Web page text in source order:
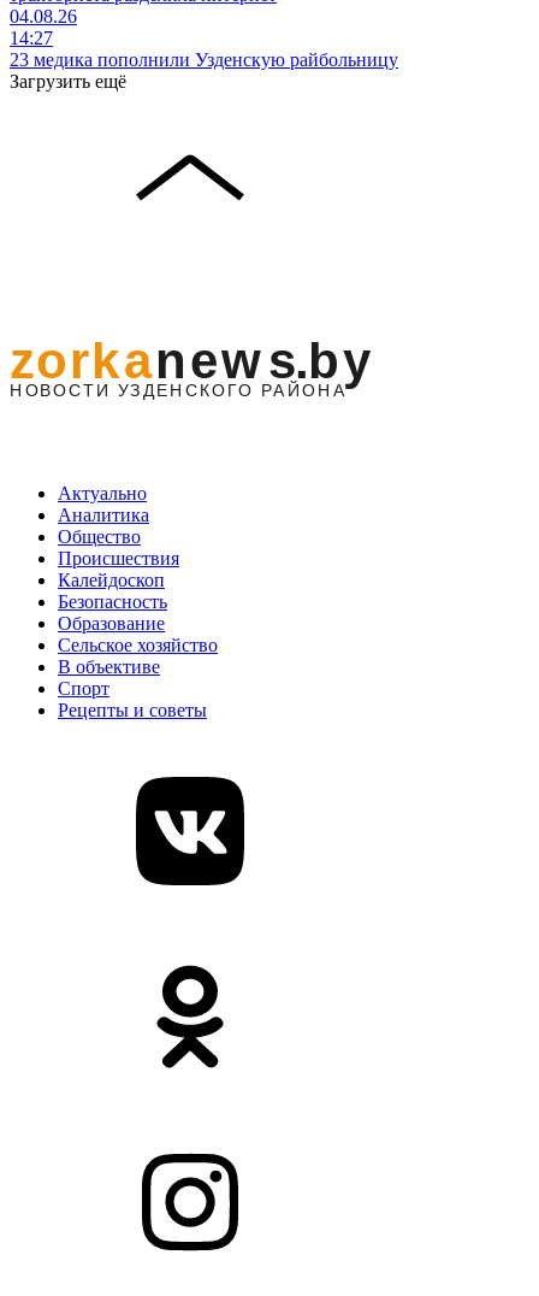
04.08.26
14:27
23 медика пополнили Узденскую райбольницу
Загрузить ещё
Актуально
Аналитика
Общество
Происшествия
Калейдоскоп
Безопасность
Образование
Сельское хозяйство
В объективе
Спорт
Рецепты и советы